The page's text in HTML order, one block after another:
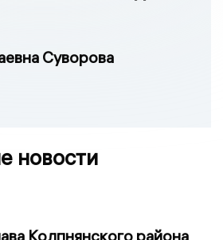
Суворова
новости
Колпнянского района